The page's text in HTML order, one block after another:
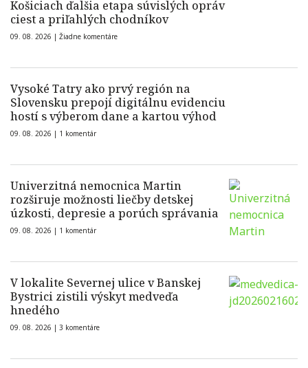
Košiciach ďalšia etapa súvislých opráv
ciest a priľahlých chodníkov
09. 08. 2026 | Žiadne komentáre
Vysoké Tatry ako prvý región na
Slovensku prepojí digitálnu evidenciu
hostí s výberom dane a kartou výhod
09. 08. 2026 | 1 komentár
Univerzitná nemocnica Martin
rozširuje možnosti liečby detskej
úzkosti, depresie a porúch správania
09. 08. 2026 | 1 komentár
V lokalite Severnej ulice v Banskej
Bystrici zistili výskyt medveďa
hnedého
09. 08. 2026 | 3 komentáre